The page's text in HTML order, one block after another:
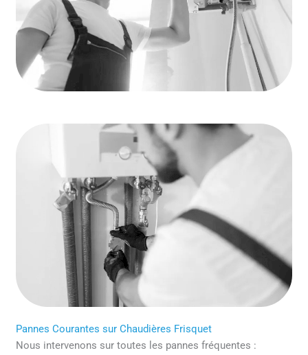
Pannes Courantes sur Chaudières Frisquet
Nous intervenons sur toutes les pannes fréquentes :